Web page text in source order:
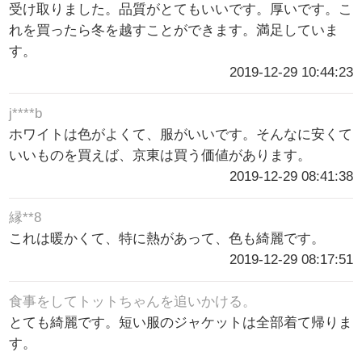
受け取りました。品質がとてもいいです。厚いです。こ
れを買ったら冬を越すことができます。満足していま
す。
2019-12-29 10:44:23
j****b
ホワイトは色がよくて、服がいいです。そんなに安くて
いいものを買えば、京東は買う価値があります。
2019-12-29 08:41:38
縁**8
これは暖かくて、特に熱があって、色も綺麗です。
2019-12-29 08:17:51
食事をしてトットちゃんを追いかける。
とても綺麗です。短い服のジャケットは全部着て帰りま
す。